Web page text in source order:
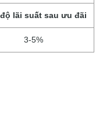
lãi suất sau ưu đãi
3-5%